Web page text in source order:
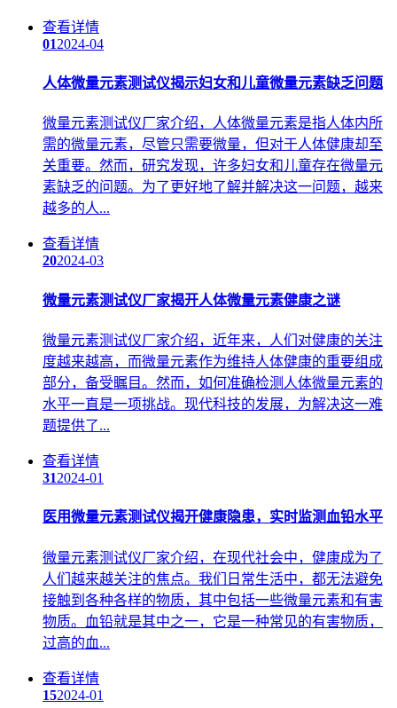
查看详情
012024-04
人体微量元素测试仪揭示妇女和儿童微量元素缺乏问题
微量元素测试仪厂家介绍，人体微量元素是指人体内所
需的微量元素，尽管只需要微量，但对于人体健康却至
关重要。然而，研究发现，许多妇女和儿童存在微量元
素缺乏的问题。为了更好地了解并解决这一问题，越来
越多的人...
查看详情
202024-03
微量元素测试仪厂家揭开人体微量元素健康之谜
微量元素测试仪厂家介绍，近年来，人们对健康的关注
度越来越高，而微量元素作为维持人体健康的重要组成
部分，备受瞩目。然而，如何准确检测人体微量元素的
水平一直是一项挑战。现代科技的发展，为解决这一难
题提供了...
查看详情
312024-01
医用微量元素测试仪揭开健康隐患，实时监测血铅水平
微量元素测试仪厂家介绍，在现代社会中，健康成为了
人们越来越关注的焦点。我们日常生活中，都无法避免
接触到各种各样的物质，其中包括一些微量元素和有害
物质。血铅就是其中之一，它是一种常见的有害物质，
过高的血...
查看详情
152024-01